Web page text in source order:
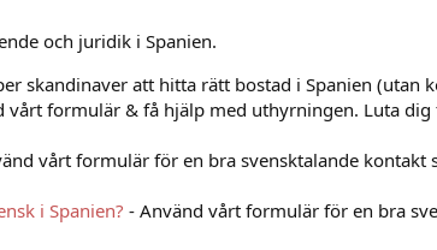
och juridik i Spanien.
skandinaver att hitta rätt bostad i Spanien (utan
vårt formulär & få hjälp med uthyrningen. Luta dig
vårt formulär för en bra svensktalande kontakt
i Spanien? - Använd vårt formulär för en bra